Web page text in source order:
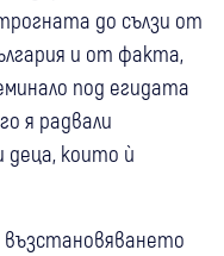
до сълзи от
и от факта,
под егидата
я радвали
деца, които ѝ